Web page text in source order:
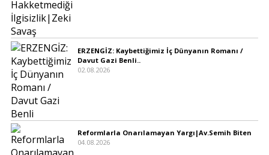
ERZENGİZ: Kaybettiğimiz İç Dünyanın Romanı /
Davut Gazi Benli..
02.08.2026
Reformlarla Onarılamayan Yargı|Av.Semih Biten
04.08.2026